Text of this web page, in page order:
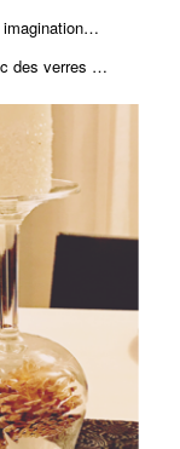
imagination…
des verres …